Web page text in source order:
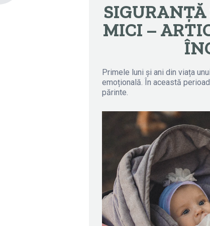
SIGURANȚĂ
MICI –
Primele luni și ani din viața
emoțională. În această
părinte.